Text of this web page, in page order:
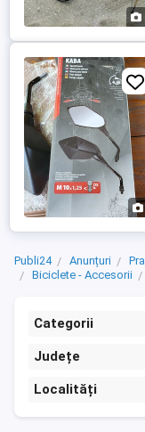
Publi24 Anunțuri
Biciclete - Accesorii
Categorii
Județe
Localități